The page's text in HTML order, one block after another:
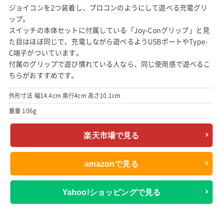
ジョイコンを2つ装着し、プロコンのようにして遊べる充電グリ
ップ。
スイッチの本体セットに付属している「Joy-Conグリップ」と見
た目はほぼ同じで、充電しながら遊べるようUSBポートやType-
C端子がついています。
付属のグリップで遊び慣れている人なら、同じ使用感で遊べるこ
ちらがおすすめです。
外形寸法 幅14.4cm 奥行4cm 高さ10.1cm
重量 106g
楽天市場で見る
amazonで見る
Yahoo!ショッピングで見る